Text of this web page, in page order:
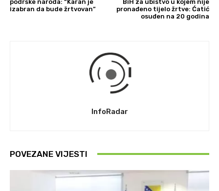
podrške naroda: “Karan je
izabran da bude žrtvovan”
BiH za ubistvo u kojem nije
pronađeno tijelo žrtve: Ćatić
osuđen na 20 godina
InfoRadar
POVEZANE VIJESTI